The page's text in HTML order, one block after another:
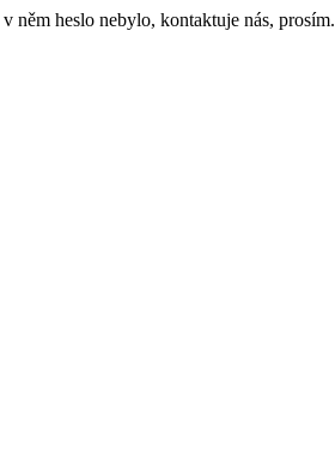
něm heslo nebylo, kontaktuje nás, prosím.